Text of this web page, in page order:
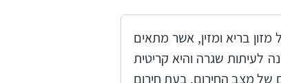
בריא ומזין, אשר מתאים
לעיתות שגרה והיא קריטית
של מצב החירום. בעת חירום